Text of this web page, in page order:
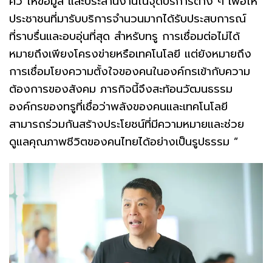
ประชาชนที่มารับบริการจำนวนมากได้รับประสบการณ์
ที่ราบรื่นและอบอุ่นที่สุด สำหรับทรู การเชื่อมต่อไม่ได้
หมายถึงเพียงโครงข่ายหรือเทคโนโลยี แต่ยังหมายถึง
การเชื่อมโยงความตั้งใจของคนในองค์กรเข้ากับความ
ต้องการของสังคม ภารกิจนี้จึงสะท้อนวัฒนธรรม
องค์กรของทรูที่เชื่อว่าพลังของคนและเทคโนโลยี
สามารถร่วมกันสร้างประโยชน์ที่มีความหมายและช่วย
ดูแลคุณภาพชีวิตของคนไทยได้อย่างเป็นรูปธรรม ”